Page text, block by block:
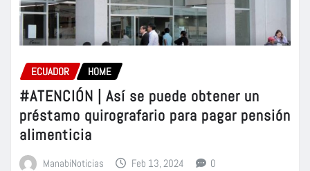
ECUADOR HOME
#ATENCIÓN | Así se puede obtener un
préstamo quirografario para pagar pensión
alimenticia
ManabiNoticias Feb 13, 2024 0